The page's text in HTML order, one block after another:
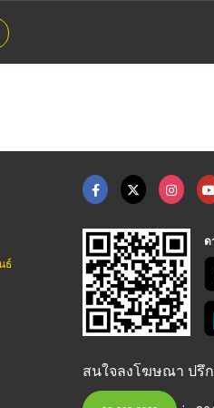
ธ์
ด
สนใจลงโฆษณา ปรึ